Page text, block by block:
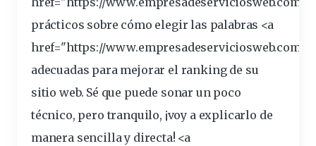
prácticos sobre cómo elegir las palabras <a
href="https://www.empresadeserviciosweb.com
adecuadas para mejorar el rankingde su
sitio web. Sé que puede sonar un poco
técnico, pero tranquilo, ¡voy a explicarlo de
manera sencilla y directa! <a